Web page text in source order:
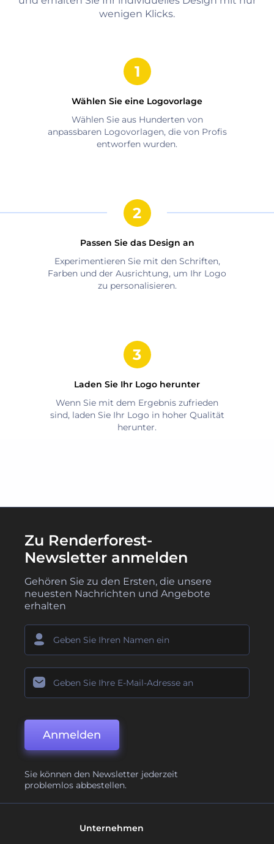
wenigen Klicks.
Wählen Sie eine Logovorlage
Wählen Sie aus Hunderten von
anpassbaren Logovorlagen, die von Profis
entworfen wurden.
Passen Sie das Design an
Experimentieren Sie mit den Schriften,
Farben und der Ausrichtung, um Ihr Logo
zu personalisieren.
Laden Sie Ihr Logo herunter
Wenn Sie mit dem Ergebnis zufrieden
sind, laden Sie Ihr Logo in hoher Qualität
herunter.
Zu Renderforest-
Newsletter anmelden
Gehören Sie zu den Ersten, die unsere
neuesten Nachrichten und Angebote
erhalten
Anmelden
Sie können den Newsletter jederzeit
problemlos abbestellen.
Unternehmen